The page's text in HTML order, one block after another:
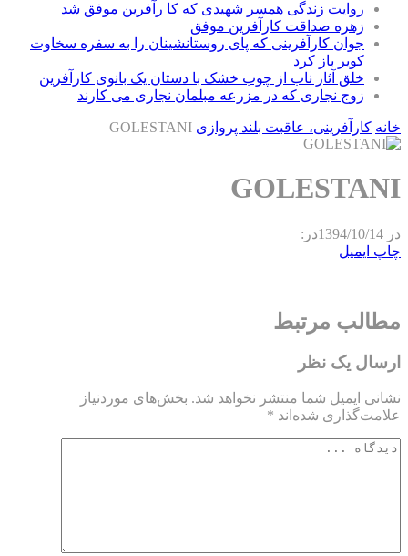
روایت زندگی همسر شهیدی که کا رآفرین موفق شد
زهره صداقت کارآفرین موفق
جوان کارآفرینی که پای روستانشینان را به سفره سخاوت
کویر باز کرد
خلق آثار ناب از چوب خشک با دستان یک بانوی کارآفرین
زوج نجاری که در مزرعه مبلمان نجاری می کارند
خانه کارآفرینی، عاقبت بلند پروازی GOLESTANI
GOLESTANI
در 1394/10/14در:
چاپ ایمیل
مطالب مرتبط
ارسال یک نظر
نشانی ایمیل شما منتشر نخواهد شد. بخش‌های موردنیاز
علامت‌گذاری شده‌اند *